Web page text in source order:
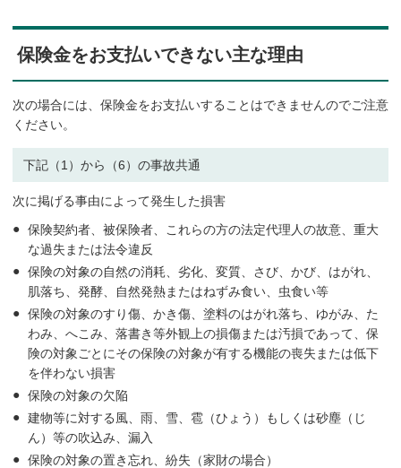
保険金をお支払いできない主な理由
次の場合には、保険金をお支払いすることはできませんのでご注意
ください。
下記（1）から（6）の事故共通
次に掲げる事由によって発生した損害
保険契約者、被保険者、これらの方の法定代理人の故意、重大
な過失または法令違反
保険の対象の自然の消耗、劣化、変質、さび、かび、はがれ、
肌落ち、発酵、自然発熱またはねずみ食い、虫食い等
保険の対象のすり傷、かき傷、塗料のはがれ落ち、ゆがみ、た
わみ、へこみ、落書き等外観上の損傷または汚損であって、保
険の対象ごとにその保険の対象が有する機能の喪失または低下
を伴わない損害
保険の対象の欠陥
建物等に対する風、雨、雪、雹（ひょう）もしくは砂塵（じ
ん）等の吹込み、漏入
保険の対象の置き忘れ、紛失（家財の場合）